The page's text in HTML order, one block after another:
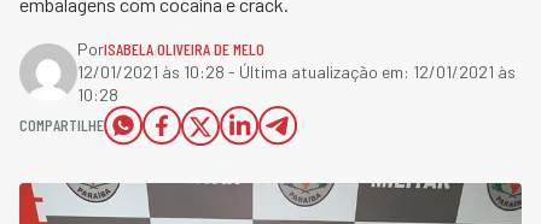
PorISABELA OLIVEIRA DE MELO
12/01/2021 às 10:28 - Última atualização em: 12/01/2021 às
10:28
COMPARTILHE